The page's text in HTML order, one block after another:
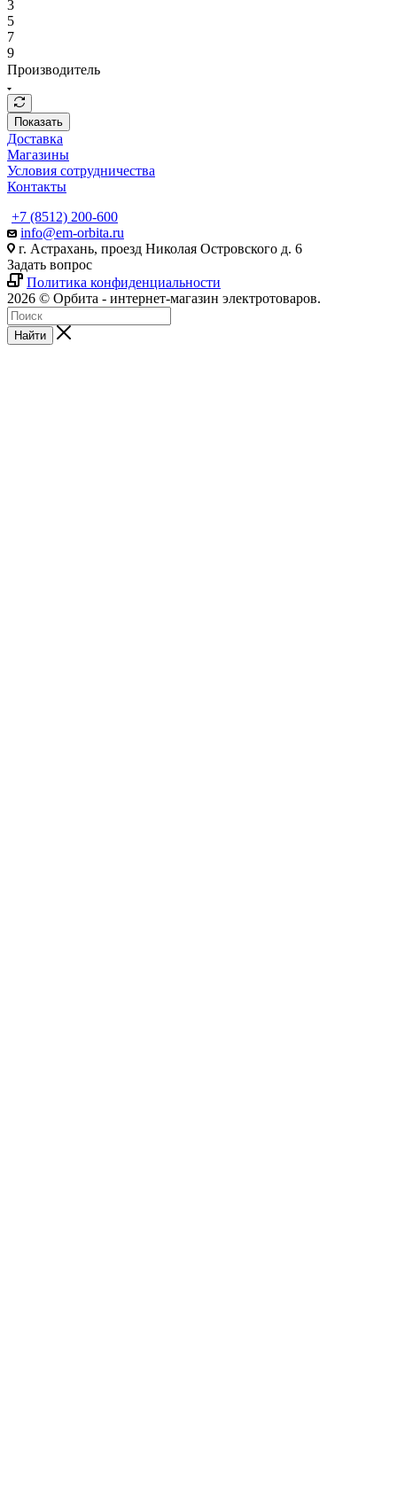
3
5
7
9
Производитель
Показать
Доставка
Магазины
Условия сотрудничества
Контакты
+7 (8512) 200-600
info@em-orbita.ru
г. Астрахань, проезд Николая Островского д. 6
Задать вопрос
Политика конфиденциальности
2026 © Орбита - интернет-магазин электротоваров.
Найти